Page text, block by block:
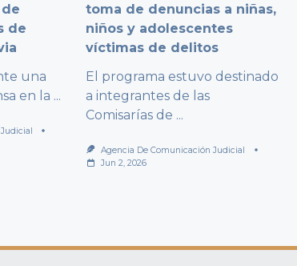
de
una
en la ...
toma de denuncias a niñas,
niños y adolescentes
víctimas de delitos
El programa estuvo destinado
a integrantes de las
Comisarías de ...
Agencia De Comunicación Judicial
Jun 2, 2026